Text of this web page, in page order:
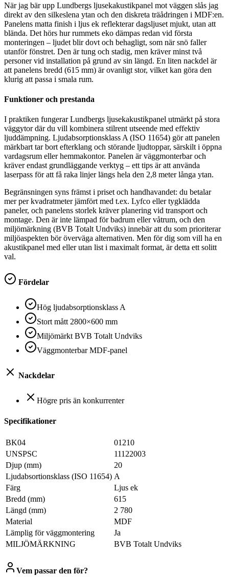
När jag bär upp Lundbergs ljusekakustikpanel mot väggen slås jag
direkt av den silkeslena ytan och den diskreta träådringen i MDF:en.
Panelens matta finish i ljus ek reflekterar dagsljuset mjukt, utan att
blända. Det hörs hur rummets eko dämpas redan vid första
monteringen – ljudet blir dovt och behagligt, som när snö faller
utanför fönstret. Den är tung och stadig, men kräver minst två
personer vid installation på grund av sin längd. En liten nackdel är
att panelens bredd (615 mm) är ovanligt stor, vilket kan göra den
klurig att passa i smala rum.
Funktioner och prestanda
I praktiken fungerar Lundbergs ljusekakustikpanel utmärkt på stora
väggytor där du vill kombinera stilrent utseende med effektiv
ljuddämpning. Ljudabsorptionsklass A (ISO 11654) gör att panelen
märkbart tar bort efterklang och störande ljudtoppar, särskilt i öppna
vardagsrum eller hemmakontor. Panelen är väggmonterbar och
kräver endast grundläggande verktyg – ett tips är att använda
laserpass för att få raka linjer längs hela den 2,8 meter långa ytan.
Begränsningen syns främst i priset och handhavandet: du betalar
mer per kvadratmeter jämfört med t.ex. Lyfco eller tygklädda
paneler, och panelens storlek kräver planering vid transport och
montage. Den är inte lämpad för badrum eller våtrum, och den
miljömärkning (BVB Totalt Undviks) innebär att du som prioriterar
miljöaspekten bör överväga alternativen. Men för dig som vill ha en
akustikpanel med eller utan list i maximalt format, är detta ett solitt
val.
Fördelar
Hög ljudabsorptionsklass A
Stort mått 2800×600 mm
Miljömärkt BVB Totalt Undviks
Väggmonterbar MDF-panel
Nackdelar
Högre pris än konkurrenter
Specifikationer
BK04
01210
UNSPSC
11122003
Djup (mm)
20
Ljudabsortionsklass (ISO 11654) A
Färg
Ljus ek
Bredd (mm)
615
Längd (mm)
2 780
Material
MDF
Lämplig för väggmontering
Ja
MILJÖMÄRKNING
BVB Totalt Undviks
Vem passar den för?